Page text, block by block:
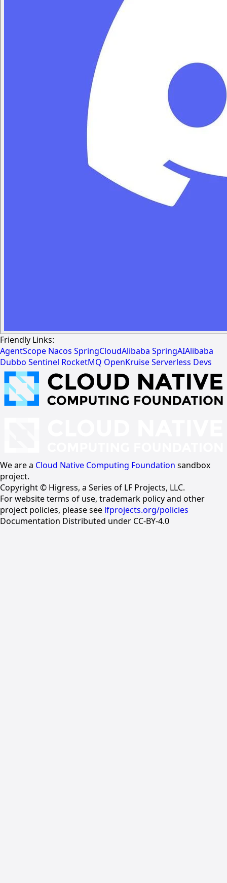
Friendly Links:
AgentScope Nacos SpringCloudAlibaba SpringAIAlibaba
Dubbo Sentinel RocketMQ OpenKruiseServerless Devs
We are a Cloud Native Computing Foundation sandbox
project.
Copyright © Higress, a Series of LF Projects, LLC.
For website terms of use, trademark policy and other
project policies, please see lfprojects.org/policies
Documentation Distributed under CC-BY-4.0